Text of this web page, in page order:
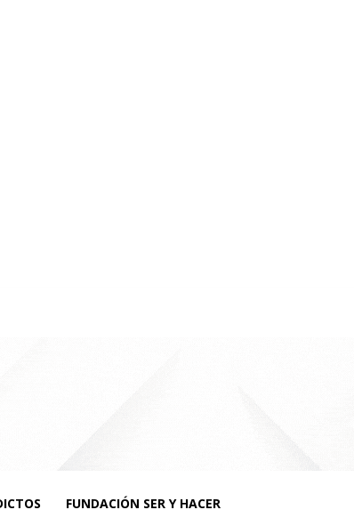
FUNDACIÓN SER Y HACER